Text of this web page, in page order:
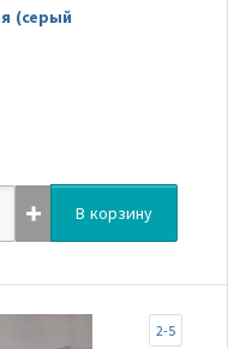
(серый
В корзину
2-5